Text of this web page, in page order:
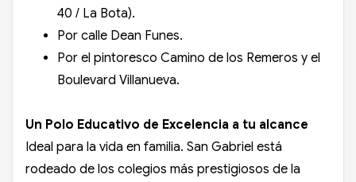
40 / La Bota).
Por calle Dean Funes.
Por el pintoresco Camino de los Remeros y el
Boulevard Villanueva.
Un Polo Educativo de Excelencia a tu alcance
Ideal para la vida en familia. San Gabriel está
rodeado de los colegios más prestigiosos de la